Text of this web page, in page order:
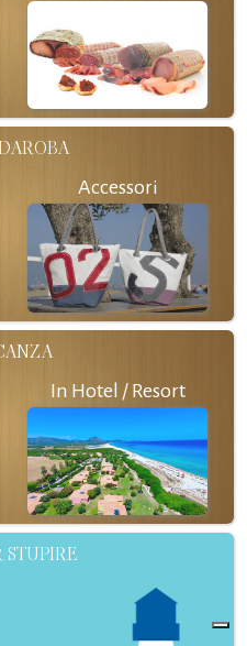
Accessori
In Hotel / Resort
STUPIRE